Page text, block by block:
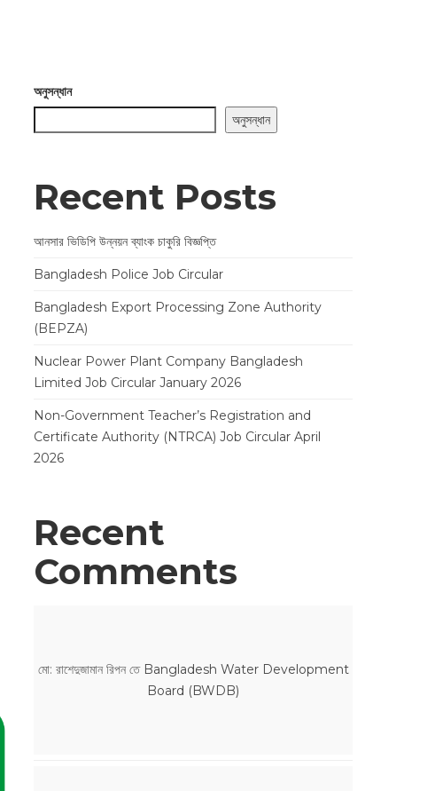
অনুসন্ধান
অনুসন্ধান
Recent Posts
আনসার ভিডিপি উন্নয়ন ব্যাংক চাকুরি বিজ্ঞপ্তি
Bangladesh Police Job Circular
Bangladesh Export Processing Zone Authority
(BEPZA)
Nuclear Power Plant Company Bangladesh
Limited Job Circular January 2026
Non-Government Teacher’s Registration and
Certificate Authority (NTRCA) Job Circular April
2026
Recent
Comments
মো: রাশেদুজামান রিপনতে Bangladesh Water Development
Board (BWDB)